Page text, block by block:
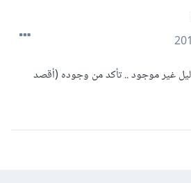
غير موجود .. تأكد من وجوده (أقصد